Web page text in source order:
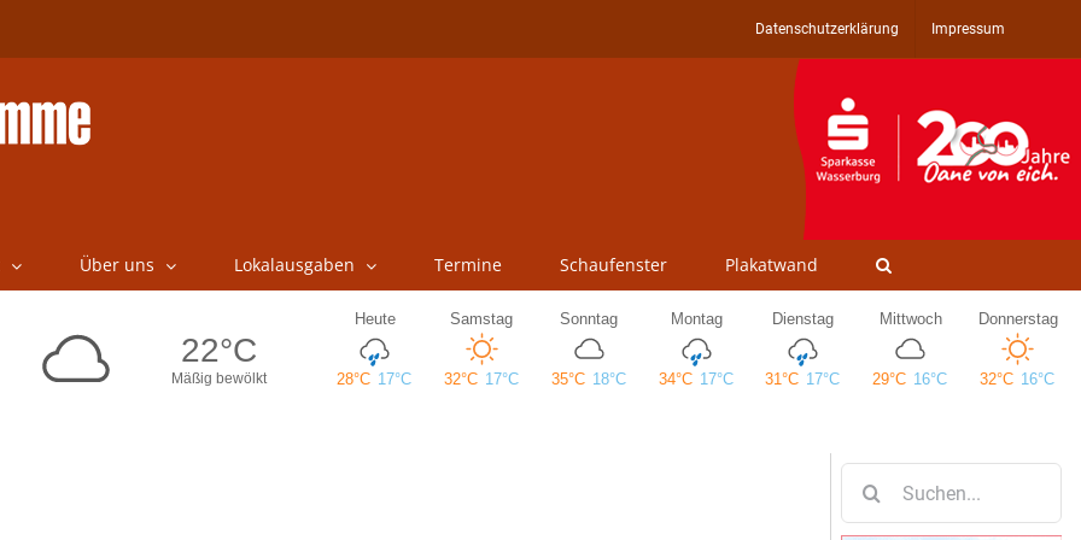
Datenschutzerklärung Impressum
Über uns Lokalausgaben Termine Schaufenster Plakatwand
nach: